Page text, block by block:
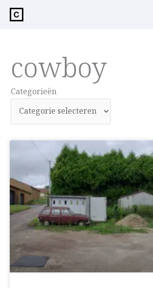
inhoud
cowboy
Categorieën
Categorieën